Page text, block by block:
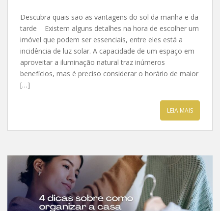
Descubra quais são as vantagens do sol da manhã e da
tarde Existem alguns detalhes na hora de escolher um
imóvel que podem ser essenciais, entre eles está a
incidência de luz solar. A capacidade de um espaço em
aproveitar a iluminação natural traz inúmeros
benefícios, mas é preciso considerar o horário de maior
[…]
LEIA MAIS